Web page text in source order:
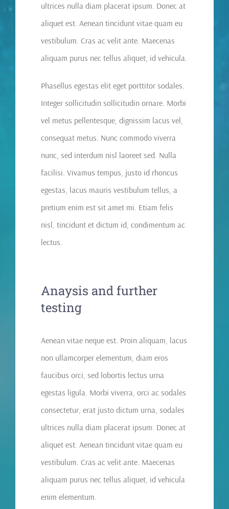
ultrices nulla diam placerat ipsum. Donec at
aliquet est. Aenean tincidunt vitae quam eu
vestibulum. Cras ac velit ante. Maecenas
aliquam purus nec tellus aliquet, id vehicula.
Phasellus egestas elit eget porttitor sodales.
Integer sollicitudin sollicitudin ornare. Morbi
vel metus pellentesque, dignissim lacus vel,
consequat metus. Nunc commodo viverra
nunc, sed interdum nisl laoreet sed. Nulla
facilisi. Vivamus tempus, justo id rhoncus
egestas, lacus mauris vestibulum tellus, a
pretium enim est sit amet mi. Etiam felis
nisl, tincidunt et dictum id, condimentum ac
lectus.
Anaysis and further
testing
Aenean vitae neque est. Proin aliquam, lacus
non ullamcorper elementum, diam eros
faucibus orci, sed lobortis lectus urna
egestas ligula. Morbi viverra, orci ac sodales
consectetur, erat justo dictum urna, sodales
ultrices nulla diam placerat ipsum. Donec at
aliquet est. Aenean tincidunt vitae quam eu
vestibulum. Cras ac velit ante. Maecenas
aliquam purus nec tellus aliquet, id vehicula
enim elementum.